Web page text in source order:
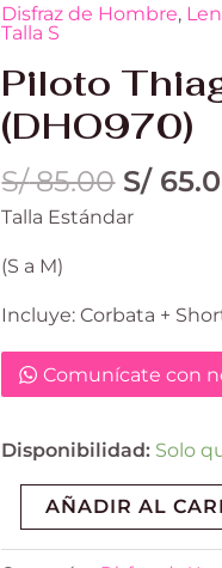
Disfraz de Hombre,
Talla S
Piloto
(DHO970)
S/85.00
El
era:
S/
S/
Talla Estándar
(S a M)
Incluye: Corbata +
Comunícate con
Disponibilidad: Solo
Piloto
Azul
(DHO970)
cantidad
AÑADIR AL